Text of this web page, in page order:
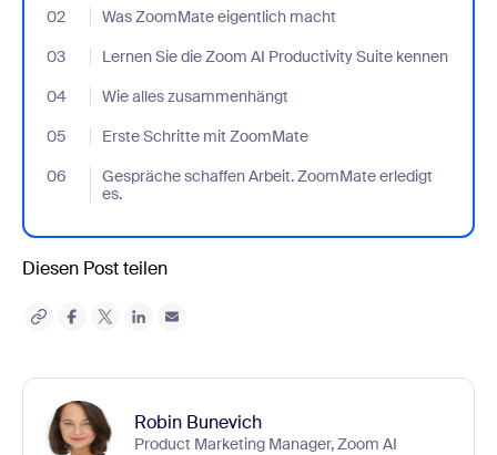
02 Was ZoomMate eigentlich macht
- Jumplink to Was ZoomMate eigentlich macht
03
Lernen Sie die Zoom AI Productivity Suite kennen
- Jumplink to Lernen Sie die Zoom AI Productivity Suite kennen
04
Wie alles zusammenhängt
- Jumplink to Wie alles zusammenhängt
05
Erste Schritte mit ZoomMate
- Jumplink to Erste Schritte mit ZoomMate
06
Gespräche schaffen Arbeit. ZoomMate erledigt
es.
- Jumplink to Gespräche schaffen Arbeit. ZoomMate erledigt es.
Diesen Post teilen
Robin Bunevich
Product Marketing Manager, Zoom AI